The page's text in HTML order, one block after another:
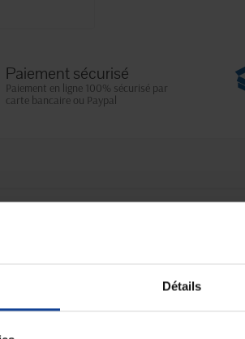
Détails
Paiement sécurisé
Paiement en ligne 100% sécurisé par
carte bancaire ou Paypal
particulièrement adaptés
pour contenir les fuites (ce slip ne se substitue pas à
supplémentaire)
, extrêmement confortable (
grâce à une membrane interne micro-perforée
zinc au sein de la fibre.